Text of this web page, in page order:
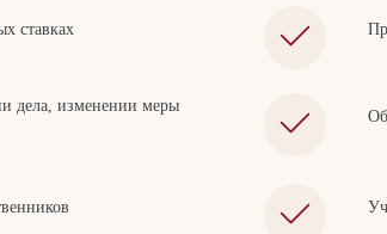
ставках
дела, изменении меры